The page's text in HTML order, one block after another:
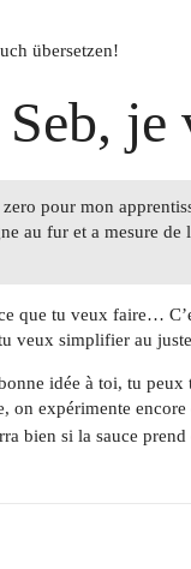
übersetzen!
je
pour mon
au fur et a mesure
que tu veux faire…
veux simplifier au
idée à toi, tu
on expérimente
bien si la sauce prend